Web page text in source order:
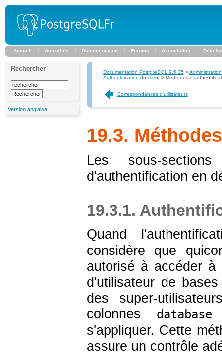
Accueil Actualités Documentation Forums Association
Rechercher
Version anglaise
Documentation PostgreSQL 9.5.25>
Authentification du client> Méthodes
Correspondances d'utilisateurs
19.3.
Les sous-
d'authentification en
19.3.1.
Quand
considère que
autorisé à accéder
d'utilisateur de
des super-
colonnes database
s'appliquer. Cette
assure un contrôle